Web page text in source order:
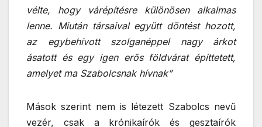
vélte, hogy várépítésre különösen alkalmas
lenne. Miután társaival együtt döntést hozott,
az egybehívott szolganéppel nagy árkot
ásatott és egy igen erős földvárat építtetett,
amelyet ma Szabolcsnak hívnak”
Mások szerint nem is létezett Szabolcs nevű
vezér, csak a krónikaírók és gesztaírók